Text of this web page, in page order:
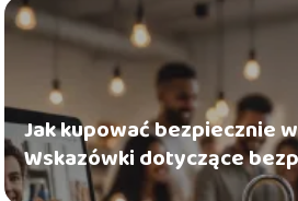
Jak kupować bezpiecznie
Wskazówki dotyczące